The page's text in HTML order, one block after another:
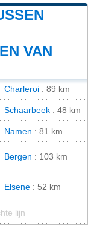
VAN
Charleroi : 89 km
Schaarbeek : 48 km
Namen : 81 km
Bergen : 103 km
Elsene : 52 km
lijn